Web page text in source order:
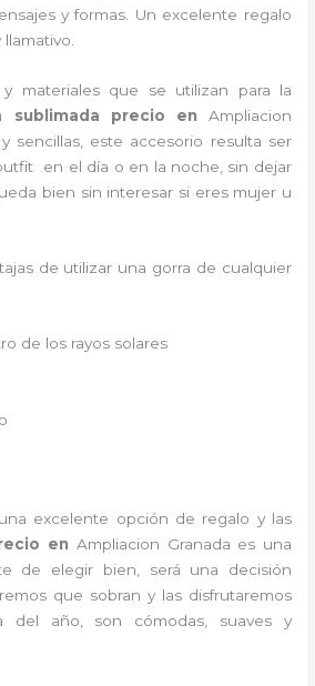
y formas. Un excelente regalo
y materiales que se utilizan para la
sublimada precio en Ampliacion
sencillas, este accesorio resulta ser
en el día o en la noche, sin dejar
bien sin interesar si eres mujer u
de utilizar una gorra de cualquier
de los rayos solares
excelente opción de regalo y las
en Ampliacion Granada es una
de elegir bien, será una decisión
que sobran y las disfrutaremos
del año, son cómodas, suaves y